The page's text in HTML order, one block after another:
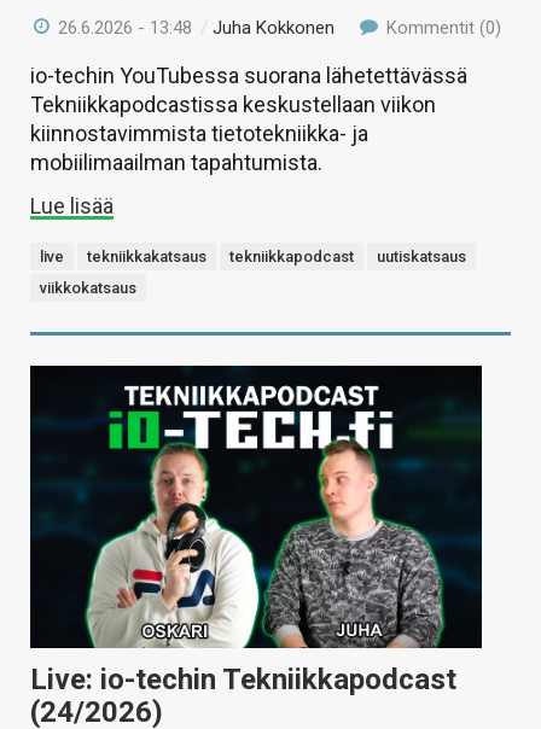
26.6.2026 - 13:48 /Juha Kokkonen Kommentit (0)
io-techin YouTubessa suorana lähetettävässä
Tekniikkapodcastissa keskustellaan viikon
kiinnostavimmista tietotekniikka- ja
mobiilimaailman tapahtumista.
Lue lisää
live tekniikkakatsaus tekniikkapodcast
uutiskatsaus
viikkokatsaus
Live: io-techin Tekniikkapodcast
(24/2026)